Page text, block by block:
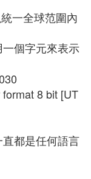
一全球范圍內
個字元來表示
8 bit [UT
都是任何語言